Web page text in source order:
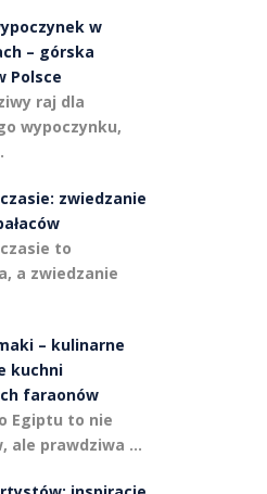
w
– górska
Polsce
raj dla
wypoczynku,
zwiedzanie
to
a zwiedzanie
– kulinarne
kuchni
faraonów
Egiptu to nie
ale prawdziwa …